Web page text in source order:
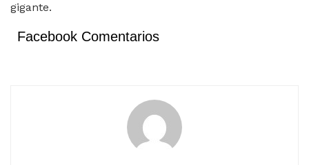
gigante.
Facebook Comentarios